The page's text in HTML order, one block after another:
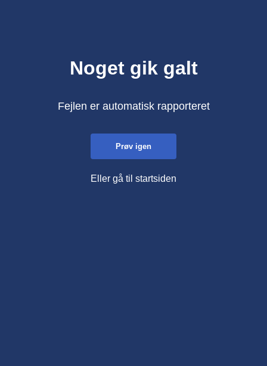
Noget gik galt
Fejlen er automatisk rapporteret
Prøv igen
Eller gå til startsiden